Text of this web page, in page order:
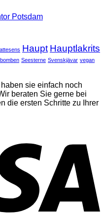
PotsdamKeine
–
20
Potsdam
Haupt Hauptlakrits
Seesterne Svenskjävar vegan
sie einfach noch
beraten Sie gerne bei
die ersten Schritte zu Ihrer